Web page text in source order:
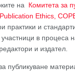
на
Комитета за
Ethics,
практики и
в процеса
и издател.
публикуване